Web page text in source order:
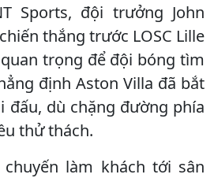
Sports, đội trưởng John
thắng trước LOSC Lille
trọng để đội bóng tìm
định Aston Villa đã bắt
đấu, dù chặng đường phía
thử thách.
làm khách tới sân